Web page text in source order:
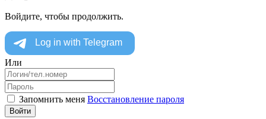
Войдите, чтобы продолжить.
Или
Запомнить меня Восстановление пароля
Войти